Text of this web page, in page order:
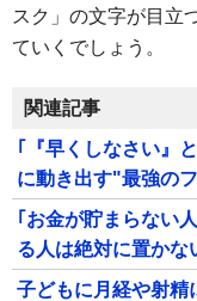
スク」の文字が目立
ていくでしょう。
関連記事
｢『早くしなさい』
に動き出す"最強の
｢お金が貯まらない
る人は絶対に置か
子どもに月経や射精